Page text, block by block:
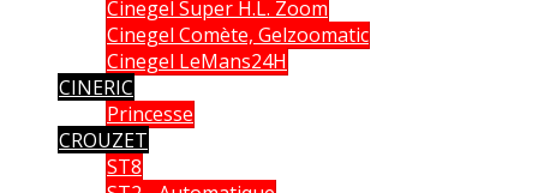
Cinegel Super H.L. Zoom
Cinegel Comète, Gelzoomatic
Cinegel LeMans24H
CINERIC
Princesse
CROUZET
ST8